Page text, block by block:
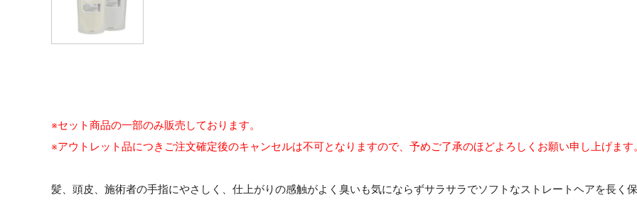
※セット商品の一部のみ販売しております。
※アウトレット品につきご注文確定後のキャンセルは不可となりますので、予めご了承のほどよろしくお願い申し上げます。
髪、頭皮、施術者の手指にやさしく、仕上がりの感触がよく臭いも気にならずサラサラでソフトなストレートヘアを長く保